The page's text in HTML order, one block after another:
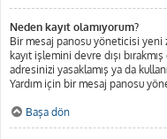
Neden kayıt olamıyorum?
Bir mesaj panosu yöneticisi yeni
kayıt işlemini devre dışı
adresinizi yasaklamış ya da
Yardım için bir mesaj panosu
Başa dön